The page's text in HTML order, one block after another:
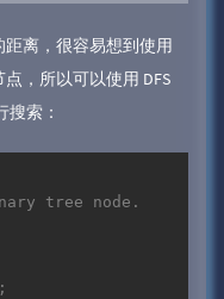
离，很容易想到使用
，所以可以使用 DFS
搜索：
tree node.